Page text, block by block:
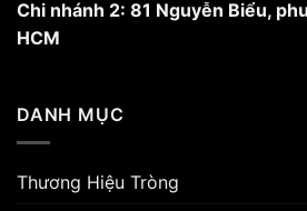
Chi nhánh 2: 81 Nguyễn Biểu,
HCM
DANH MỤC
Thương Hiệu Tròng